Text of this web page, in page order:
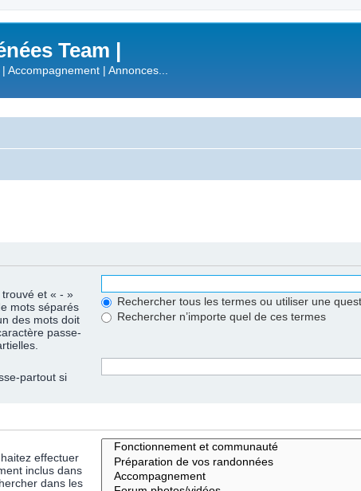
Team |
Accompagnement | Annonces...
et « - »
mots séparés
des mots doit
passe-
Rechercher tous les termes ou utiliser une
Rechercher n’importe quel de ces termes
partout si
effectuer
inclus dans
dans les